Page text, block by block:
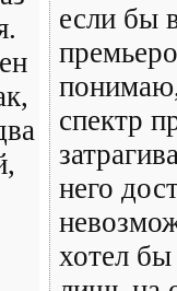
если бы
спектр
него
хотел бы